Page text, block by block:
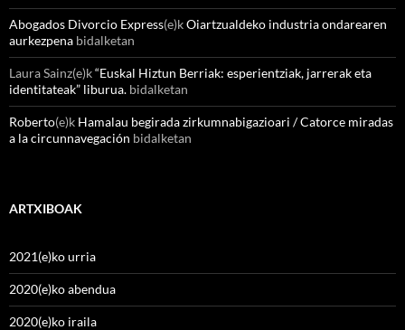
Abogados Divorcio Express(e)kOiartzualdeko industria ondarearen
aurkezpena bidalketan
Laura Sainz(e)k“Euskal Hiztun Berriak: esperientziak, jarrerak eta
identitateak” liburua. bidalketan
Roberto(e)k Hamalau begirada zirkumnabigazioari / Catorce miradas
a la circunnavegación bidalketan
ARTXIBOAK
2021(e)ko urria
2020(e)ko abendua
2020(e)ko iraila